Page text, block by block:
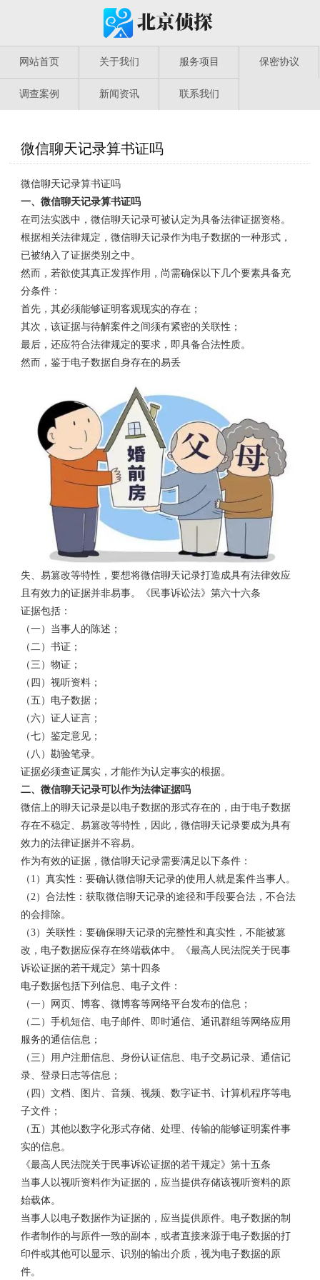
网站首页 关于我们 服务项目 保密协议
调查案例 新闻资讯 联系我们
微信聊天记录算书证吗
微信聊天记录算书证吗
一、微信聊天记录算书证吗
在司法实践中，微信聊天记录可被认定为具备法律证据资格。
根据相关法律规定，微信聊天记录作为电子数据的一种形式，
已被纳入了证据类别之中。
然而，若欲使其真正发挥作用，尚需确保以下几个要素具备充
分条件：
首先，其必须能够证明客观现实的存在；
其次，该证据与待解案件之间须有紧密的关联性；
最后，还应符合法律规定的要求，即具备合法性质。
然而，鉴于电子数据自身存在的易丢
失、易篡改等特性，要想将微信聊天记录打造成具有法律效应
且有效力的证据并非易事。《民事诉讼法》第六十六条
证据包括：
（一）当事人的陈述；
（二）书证；
（三）物证；
（四）视听资料；
（五）电子数据；
（六）证人证言；
（七）鉴定意见；
（八）勘验笔录。
证据必须查证属实，才能作为认定事实的根据。
二、微信聊天记录可以作为法律证据吗
微信上的聊天记录是以电子数据的形式存在的，由于电子数据
存在不稳定、易篡改等特性，因此，微信聊天记录要成为具有
效力的法律证据并不容易。
作为有效的证据，微信聊天记录需要满足以下条件：
（1）真实性：要确认微信聊天记录的使用人就是案件当事人。
（2）合法性：获取微信聊天记录的途径和手段要合法，不合法
的会排除。
（3）关联性：要确保聊天记录的完整性和真实性，不能被篡
改，电子数据应保存在终端载体中。《最高人民法院关于民事
诉讼证据的若干规定》第十四条
电子数据包括下列信息、电子文件：
（一）网页、博客、微博客等网络平台发布的信息；
（二）手机短信、电子邮件、即时通信、通讯群组等网络应用
服务的通信信息；
（三）用户注册信息、身份认证信息、电子交易记录、通信记
录、登录日志等信息；
（四）文档、图片、音频、视频、数字证书、计算机程序等电
子文件；
（五）其他以数字化形式存储、处理、传输的能够证明案件事
实的信息。
《最高人民法院关于民事诉讼证据的若干规定》第十五条
当事人以视听资料作为证据的，应当提供存储该视听资料的原
始载体。
当事人以电子数据作为证据的，应当提供原件。电子数据的制
作者制作的与原件一致的副本，或者直接来源于电子数据的打
印件或其他可以显示、识别的输出介质，视为电子数据的原
件。